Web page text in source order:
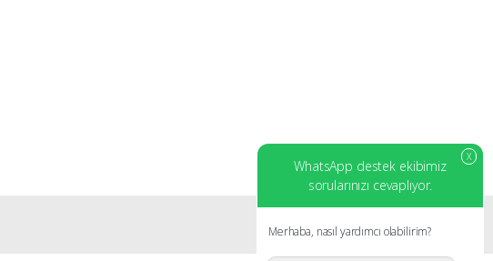
X
WhatsApp destek ekibimiz
sorularınızı cevaplıyor.
Merhaba, nasıl yardımcı olabilirim?